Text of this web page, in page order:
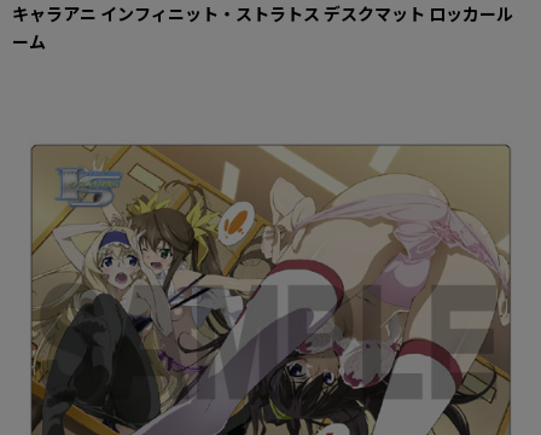
キャラアニ インフィニット・ストラトス デスクマット ロッカール
ーム